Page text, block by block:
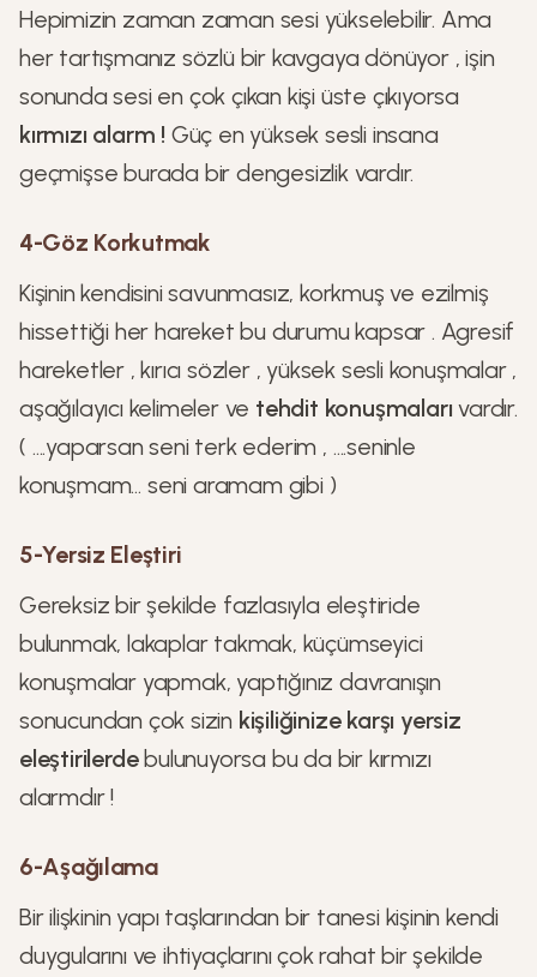
Hepimizin zaman zaman sesi yükselebilir. Ama
her tartışmanız sözlü bir kavgaya dönüyor , işin
sonunda sesi en çok çıkan kişi üste çıkıyorsa
kırmızı alarm ! Güç en yüksek sesli insana
geçmişse burada bir dengesizlik vardır.
4-Göz Korkutmak
Kişinin kendisini savunmasız, korkmuş ve ezilmiş
hissettiği her hareket bu durumu kapsar . Agresif
hareketler , kırıcı sözler , yüksek sesli konuşmalar ,
aşağılayıcı kelimeler ve tehdit konuşmaları vardır.
( ….yaparsan seni terk ederim , ….seninle
konuşmam… seni aramam gibi )
5-Yersiz Eleştiri
Gereksiz bir şekilde fazlasıyla eleştiride
bulunmak, lakaplar takmak, küçümseyici
konuşmalar yapmak, yaptığınız davranışın
sonucundan çok sizin kişiliğinize karşı yersiz
eleştirilerdebulunuyorsa bu da bir kırmızı
alarmdır !
6-Aşağılama
Bir ilişkinin yapı taşlarından bir tanesi kişinin kendi
duygularını ve ihtiyaçlarını çok rahat bir şekilde